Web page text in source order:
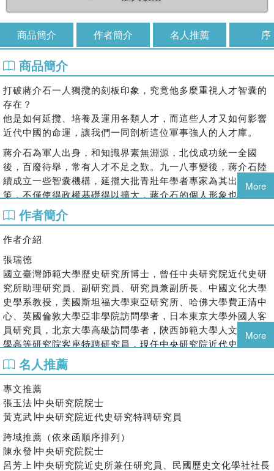
商品簡介 作者簡介 名人推薦 序
商品簡介
打破蔣介石一人獨攬的刻板印象，究竟他多麼重視人才智囊的
存在？
他是如何延攬、培養及運用各類人才，而這些人才又如何影響
近代中國的命運，讓我們一同剖析這位軍事強人的人才庫。
蔣介石為軍人出身，和知識界素無淵源，北伐成功統一全國
後，百廢待舉，常有人才不足之歎。九一八事變後，蔣介石陸
續成立一些智囊機構，延攬大批青壯年學者專家為其出謀獻
策，不僅使得政權基礎得以擴大，蔣介石的個人形象也因此有
所提升。
由蔣介石直接掌控的這些智囊機構，在沒有內憂外患的安定環
境下，尚可規劃若干建設方案，並逐步付諸施行，但是當這批
具有使命感、較無官僚氣息、重視科學決策、實事求是不重意
識形態的學者專家一旦外放至正式行政體系後，則表現不一。
一般說來，在文教、外交或是與其所學相關的領域，較易有突
出的表現；如果在其他領域，則表現得未必即優於一般的官
僚，主要原因在於歷練和政治手腕均有所者不足；至於對付中
共，則遠非這批學者專家所能勝任。更有進者，這些智囊機構
由於為蔣介石所直接掌控，才得以擁有較高的效率和效能，因
此其成功經驗並無法複製於一般行政體系，反而破壞了正常體
制的運作，造成黨政機構效率的低落和疏離感，更助長了學而
優則仕和過分迷信「科學管理」的風氣，其流弊直至今日仍未
見稍息。
蔣介石除了設置智囊機構延攬專家學者外，另在黨內設置中央
訓練團及各種訓練班隊，在侍從室內設置人事處，專司人才庫
的建檔、選訓、考核的分發運用。不過幹部訓練由於缺乏強而
有力的中心思想，成效有限；派系的掣肘，則使得人才庫的功
能未能充分發揮，和國民黨以黨領政的理念大異其趣。
More
作者簡介
作者介紹
張瑞德
國立臺灣師範大學歷史研究所博士，曾任中央研究院近代史研
究所助理研究員、副研究員、研究員兼副所長、中國文化大學
史學系教授，美國斯坦福大學東亞研究所、哈佛大學費正清中
心、英國倫敦大學亞非學院訪問學者，日本東京大學外國人客
員研究員，北京大學高級訪問學者，陝西師範大學人文社會科
學高等研究院客座特聘研究員，現任中央研究院近代史研究所
兼任研究員。主要著作包括專書：《平漢鐵路與華北的經濟發
展（1905—1937）》、《中國近代鐵路事業管理的研究：政
治層面的分析（1876—1937）》、《抗戰時期的國軍人
事》、《無聲的要角：蔣介石的侍從室與戰時中國》、《抗日
戰爭與戰時體例》（合著）及論文集《山河動：抗戰時期國民
馮啟宏
國立政治大學歷史研究所博士，曾任大仁科技大學副教授兼通
More
名人推薦
專文推薦
張玉法∣中央研究院院士
黃克武∣中央研究院近代史研究特聘研究員
跨域推薦（依來函順序排列）
陳永發∣中央研究院院士
呂芳上∣中央研究院近史所兼任研究員、民國歷史文化學社社長